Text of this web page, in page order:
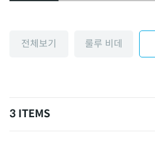
전체보기 룰루 비데
3 ITEMS